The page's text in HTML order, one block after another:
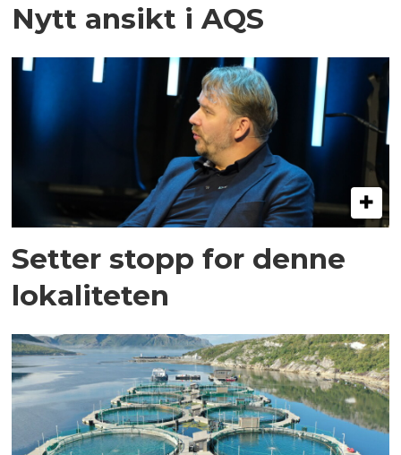
Nytt ansikt i AQS
Setter stopp for denne
lokaliteten